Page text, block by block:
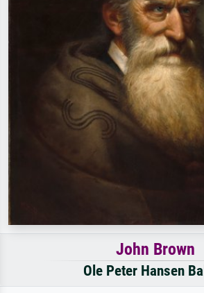
John Brown
Ole Peter Hansen